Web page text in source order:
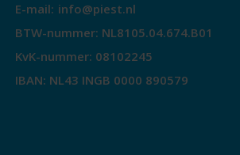
E-mail: info@piest.nl
BTW-nummer: NL8105.04.674.B01
KvK-nummer: 08102245
IBAN: NL43 INGB 0000 890579